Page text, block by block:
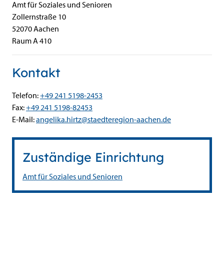
Amt für Soziales und Senioren
Zollernstraße 10
52070Aachen
Raum A 410
Kontakt
Telefon:+49 241 5198-2453
Fax:+49 241 5198-82453
E-Mail:angelika.hirtz@staedteregion-aachen.de
Zuständige Einrichtung
Amt für Soziales und Senioren